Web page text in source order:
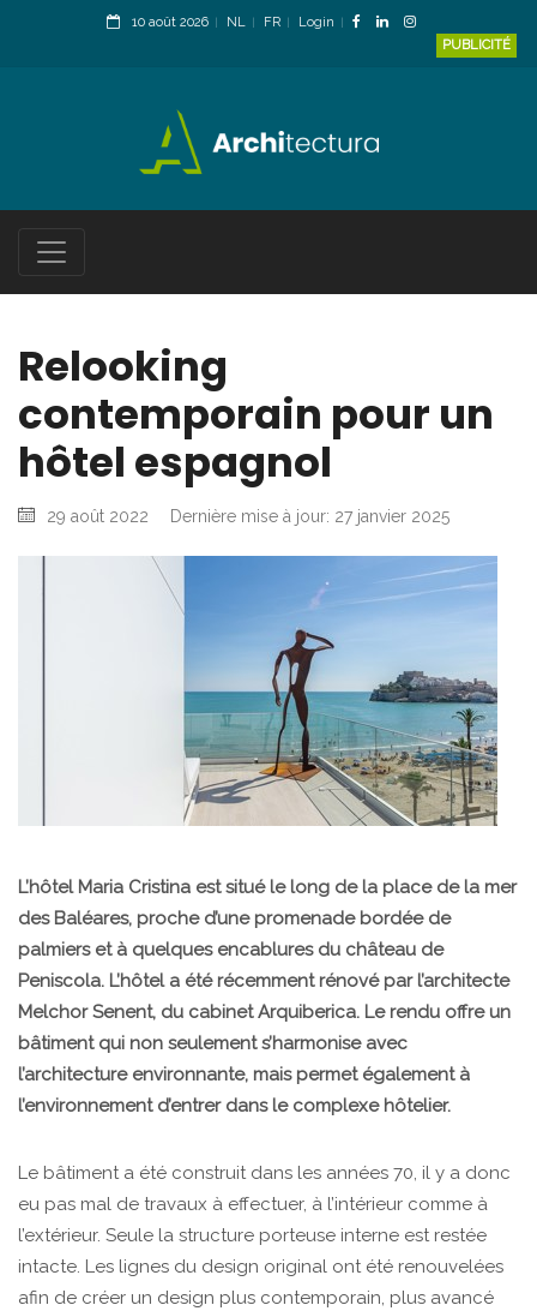
10 août 2026 NL FR
Login
PUBLICITÉ
Relooking
contemporain pour un
hôtel espagnol
29 août 2022 Dernière mise à jour: 27 janvier 2025
L’hôtel Maria Cristina est situé le long de la place de la mer
des Baléares, proche d’une promenade bordée de
palmiers et à quelques encablures du château de
Peniscola. L’hôtel a été récemment rénové par l’architecte
Melchor Senent, du cabinet Arquiberica. Le rendu offre un
bâtiment qui non seulement s’harmonise avec
l’architecture environnante, mais permet également à
l’environnement d’entrer dans le complexe hôtelier.
Le bâtiment a été construit dans les années 70, il y a donc
eu pas mal de travaux à effectuer, à l’intérieur comme à
l’extérieur. Seule la structure porteuse interne est restée
intacte. Les lignes du design original ont été renouvelées
afin de créer un design plus contemporain, plus avancé